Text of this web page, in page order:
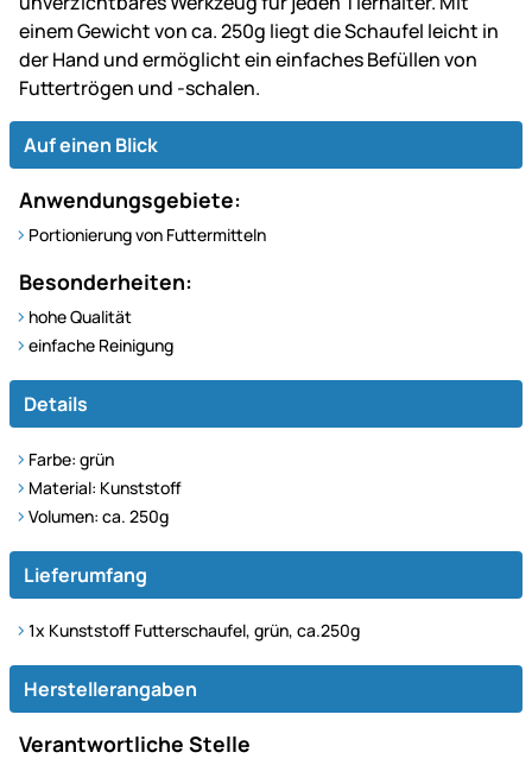
einem Gewicht von ca. 250g liegt die Schaufel leicht in
der Hand und ermöglicht ein einfaches Befüllen von
Futtertrögen und -schalen.
Auf einen Blick
Anwendungsgebiete:
Portionierung von Futtermitteln
Besonderheiten:
hohe Qualität
einfache Reinigung
Details
Farbe: grün
Material: Kunststoff
Volumen: ca. 250g
Lieferumfang
1x Kunststoff Futterschaufel, grün, ca.250g
Herstellerangaben
Verantwortliche Stelle